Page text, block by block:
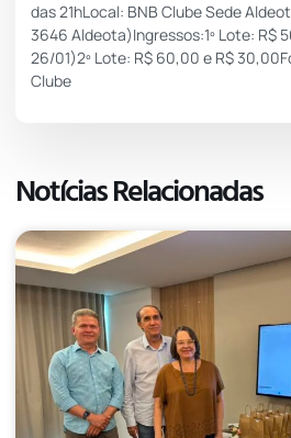
das 21hLocal: BNB Clube Sede
3646 Aldeota)Ingressos:1º Lote: R$
26/01)2º Lote: R$ 60,00 e R$
Clube
Notícias Relacionadas